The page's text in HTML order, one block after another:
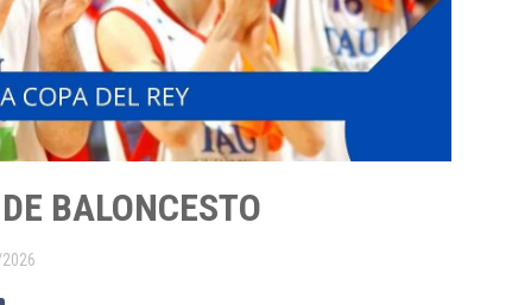
BALONCESTO